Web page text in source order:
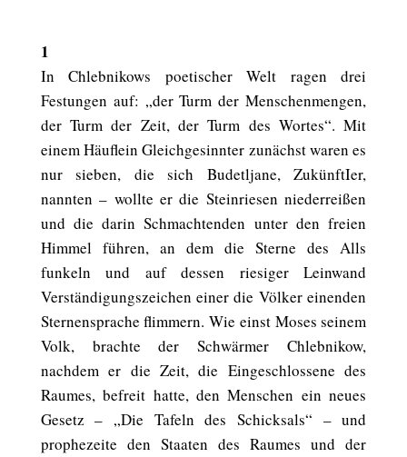
1
In Chlebnikows poetischer Welt ragen drei
Festungen auf: „der Turm der Menschenmengen,
der Turm der Zeit, der Turm des Wortes“. Mit
einem Häuflein Gleichgesinnter zunächst waren es
nur sieben, die sich Budetljane, ZukünftIer,
nannten – wollte er die Steinriesen niederreißen
und die darin Schmachtenden unter den freien
Himmel führen, an dem die Sterne des Alls
funkeln und auf dessen riesiger Leinwand
Verständigungszeichen einer die Völker einenden
Sternensprache flimmern. Wie einst Moses seinem
Volk, brachte der Schwärmer Chlebnikow,
nachdem er die Zeit, die Eingeschlossene des
Raumes, befreit hatte, den Menschen ein neues
Gesetz – „Die Tafeln des Schicksals“ – und
prophezeite den Staaten des Raumes und der